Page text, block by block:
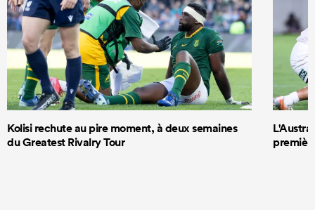
Kolisi rechute au pire moment, à deux semaines
du Greatest Rivalry Tour